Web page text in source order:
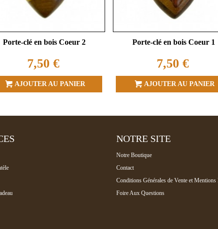
Porte-clé en bois Coeur 2
7,50 €
AJOUTER AU PANIER
Porte-clé en bois Coeur 1
7,50 €
AJOUTER AU PANIER
NOTRE SITE
Notre Boutique
Contact
Conditions Générales de Vente et Mentions
Foire Aux Questions